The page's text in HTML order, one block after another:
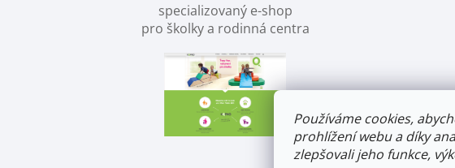
Používáme cookies,
prohlížení webu a díky
zlepšovali jeho funkce,
specializovaný e-shop
pro školky a rodinná centra